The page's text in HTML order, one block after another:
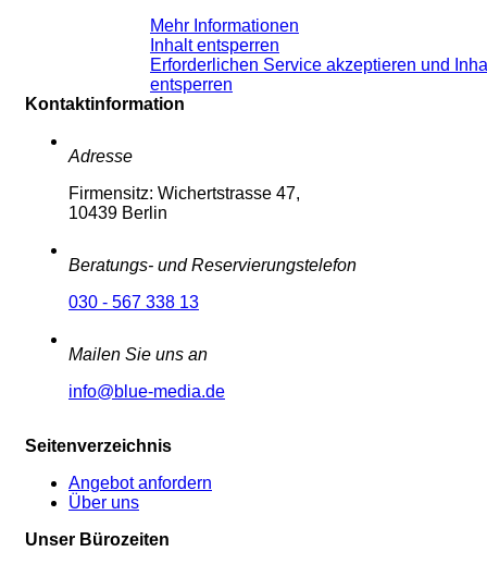
Mehr Informationen
Inhalt entsperren
Erforderlichen Service akzeptieren und
entsperren
Kontaktinformation
Adresse
Firmensitz: Wichertstrasse 47,
10439 Berlin
Beratungs- und Reservierungstelefon
030 - 567 338 13
Mailen Sie uns an
info@blue-media.de
Seitenverzeichnis
Angebot anfordern
Über uns
Unser Bürozeiten